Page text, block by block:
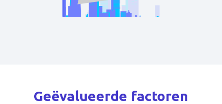
Geëvalueerde factoren